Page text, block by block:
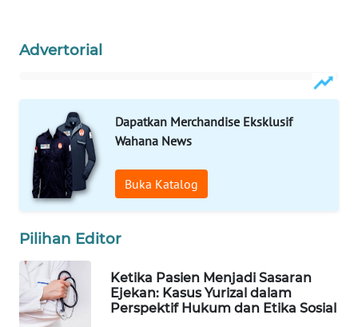
Advertorial
Dapatkan Merchandise Eksklusif
Wahana News
Buka Katalog
Pilihan Editor
Ketika Pasien Menjadi Sasaran
Ejekan: Kasus Yurizal dalam
Perspektif Hukum dan Etika Sosial
WAHANA
SELEB
WAHANA
PERSONA
OTOMOTIF
WAHANA
HEALTH